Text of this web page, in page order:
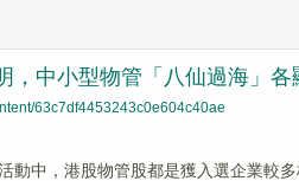
，中小型物管「八仙過海」各
63c7df4453243c0e604c40ae
動中，港股物管股都是獲入選企業較